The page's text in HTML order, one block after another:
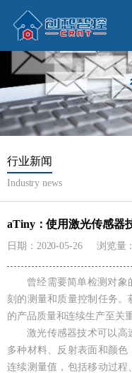
行业新闻
Industry news
aTiny：使用激光传感器
日期：2020-05-26 浏览量
曾经需要简单检测对
刻的测量和质量控制任务
的产品质量和连续生产至关重
激光传感器技术可以高
多种材料、反射表面和颜
连续测量值，包括移动过